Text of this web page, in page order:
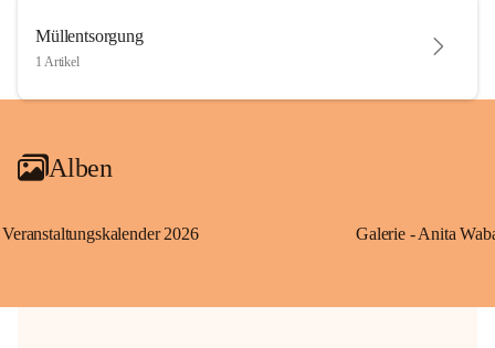
Müllentsorgung
1 Artikel
Alben
Veranstaltungskalender 2026 Galerie - Anita